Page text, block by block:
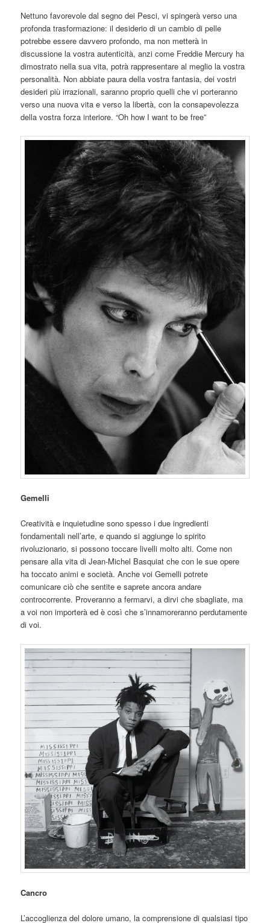
Nettuno favorevole dal segno dei Pesci, vi spingerà verso una
profonda trasformazione: il desiderio di un cambio di pelle
potrebbe essere davvero profondo, ma non metterà in
discussione la vostra autenticità, anzi come Freddie Mercury ha
dimostrato nella sua vita, potrà rappresentare al meglio la vostra
personalità. Non abbiate paura della vostra fantasia, dei vostri
desideri più irrazionali, saranno proprio quelli che vi porteranno
verso una nuova vita e verso la libertà, con la consapevolezza
della vostra forza interiore. “Oh how I want to be free”
Gemelli
Creatività e inquietudine sono spesso i due ingredienti
fondamentali nell’arte, e quando si aggiunge lo spirito
rivoluzionario, si possono toccare livelli molto alti. Come non
pensare alla vita di Jean-Michel Basquiat che con le sue opere
ha toccato animi e società. Anche voi Gemelli potrete
comunicare ciò che sentite e saprete ancora andare
controcorrente. Proveranno a fermarvi, a dirvi che sbagliate, ma
a voi non importerà ed è così che s’innamoreranno perdutamente
di voi.
Cancro
L’accoglienza del dolore umano, la comprensione di qualsiasi tipo